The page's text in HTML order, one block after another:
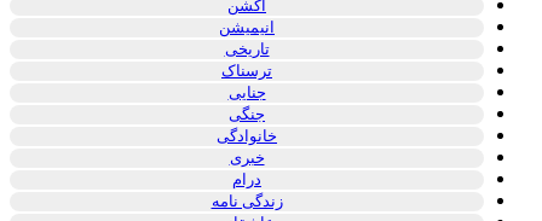
اکشن
انیمیشن
تاریخی
ترسناک
جنایی
جنگی
خانوادگی
خبری
درام
زندگی نامه